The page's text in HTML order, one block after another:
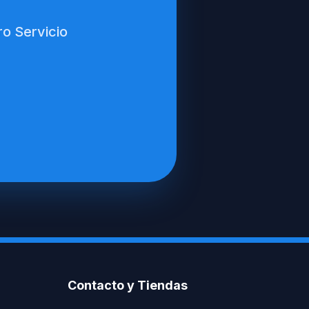
Servicio
Contacto y Tiendas